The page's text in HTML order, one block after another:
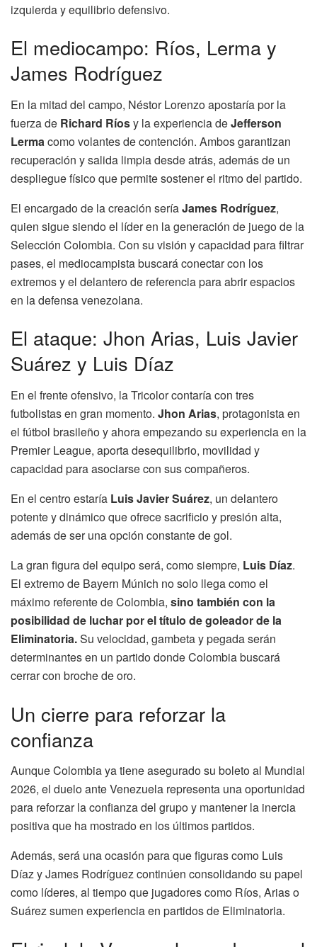
izquierda y equilibrio defensivo.
El mediocampo: Ríos, Lerma y
James Rodríguez
En la mitad del campo, Néstor Lorenzo apostaría por la
fuerza de Richard Ríosy la experiencia deJefferson
Lermacomo volantes de contención. Ambos garantizan
recuperación y salida limpia desde atrás, además de un
despliegue físico que permite sostener el ritmo del partido.
El encargado de la creación seríaJames Rodríguez,
quien sigue siendo el líder en la generación de juego de la
Selección Colombia. Con su visión y capacidad para filtrar
pases, el mediocampista buscará conectar con los
extremos y el delantero de referencia para abrir espacios
en la defensa venezolana.
El ataque: Jhon Arias, Luis Javier
Suárez y Luis Díaz
En el frente ofensivo, la Tricolor contaría con tres
futbolistas en gran momento. Jhon Arias, protagonista en
el fútbol brasileño y ahora empezando su experiencia en la
Premier League, aporta desequilibrio, movilidad y
capacidad para asociarse con sus compañeros.
En el centro estaría Luis Javier Suárez, un delantero
potente y dinámico que ofrece sacrificio y presión alta,
además de ser una opción constante de gol.
La gran figura del equipo será, como siempre, Luis Díaz.
El extremo de Bayern Múnich no solo llega como el
máximo referente de Colombia, sino también con la
posibilidad de luchar por el título de goleador de la
Eliminatoria.Su velocidad, gambeta y pegada serán
determinantes en un partido donde Colombia buscará
cerrar con broche de oro.
Un cierre para reforzar la
confianza
Aunque Colombia ya tiene asegurado su boleto al Mundial
2026, el duelo ante Venezuela representa una oportunidad
para reforzar la confianza del grupo y mantener la inercia
positiva que ha mostrado en los últimos partidos.
Además, será una ocasión para que figuras como Luis
Díaz y James Rodríguez continúen consolidando su papel
como líderes, al tiempo que jugadores como Ríos, Arias o
Suárez sumen experiencia en partidos de Eliminatoria.